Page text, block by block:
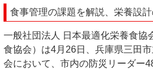
食事管理の課題を解説、栄養設
一般社団法人 日本最適化栄養食協
食協会）は4月26日、兵庫県三田
会において、市内の防災リーダー